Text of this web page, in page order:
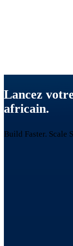
Lancez
africain.
Build Faster. Scale